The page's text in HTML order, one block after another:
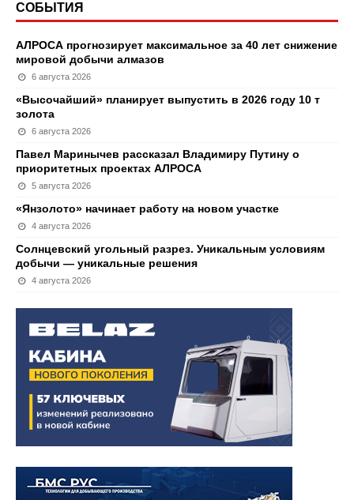
СОБЫТИЯ
АЛРОСА прогнозирует максимальное за 40 лет снижение
мировой добычи алмазов
6 августа 2026
«Высочайший» планирует выпустить в 2026 году 10 т
золота
6 августа 2026
Павел Маринычев рассказал Владимиру Путину о
приоритетных проектах АЛРОСА
5 августа 2026
«Янзолото» начинает работу на новом участке
4 августа 2026
Солнцевский угольный разрез. Уникальным условиям
добычи — уникальные решения
4 августа 2026